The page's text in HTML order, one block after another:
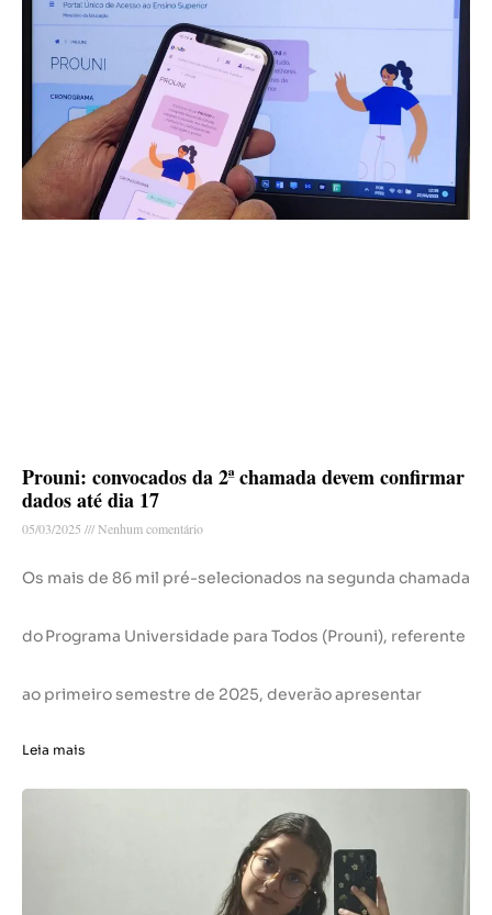
Prouni: convocados da 2ª chamada devem confirmar
dados até dia 17
05/03/2025 Nenhum comentário
Os mais de 86 mil pré-selecionados na segunda chamada
do Programa Universidade para Todos (Prouni), referente
ao primeiro semestre de 2025, deverão apresentar
Leia mais